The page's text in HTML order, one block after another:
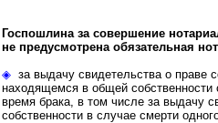
Госпошлина за совершение
не предусмотрена обязательная
◈ за выдачу свидетельства о праве
находящемся в общей
время брака, в том числе за выдачу
собственности в случае смерти